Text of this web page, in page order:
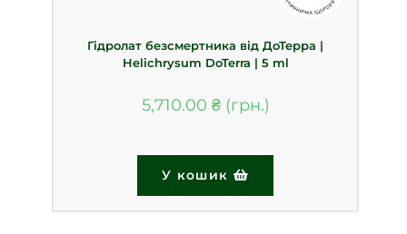
Гідролат безсмертника від ДоТерра |
Helichrysum DoTerra | 5 ml
5,710.00 ₴
У кошик